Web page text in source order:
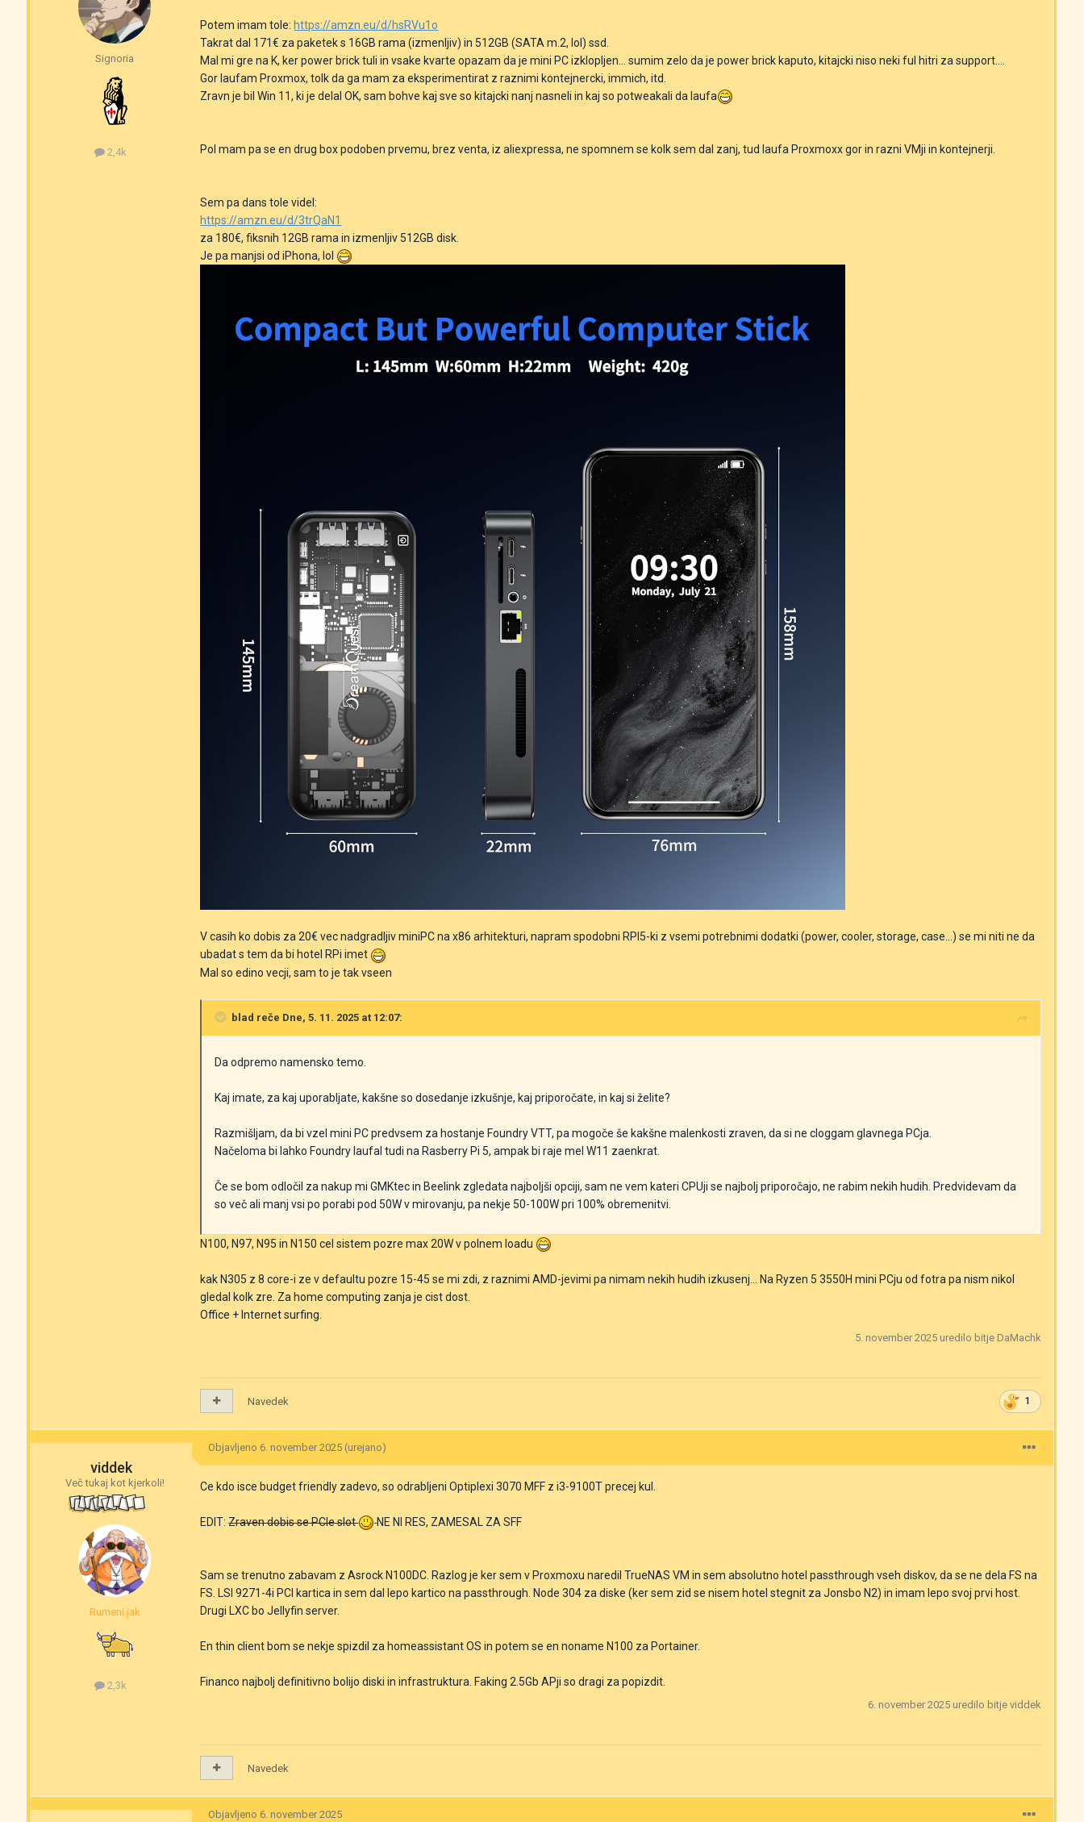
Signoria
2,4k
Potem imam tole: https://amzn.eu/d/hsRVu1o
Takrat dal 171€ za paketek s 16GB rama (izmenljiv) in 512GB (SATA m.2, lol) ssd.
Mal mi gre na K, ker power brick tuli in vsake kvarte opazam da je mini PC izklopljen... sumim zelo da je power brick kaputo, kitajcki niso neki ful hitri za support....
Gor laufam Proxmox, tolk da ga mam za eksperimentirat z raznimi kontejnercki, immich, itd.
Zravn je bil Win 11, ki je delal OK, sam bohve kaj sve so kitajcki nanj nasneli in kaj so potweakali da laufa
Pol mam pa se en drug box podoben prvemu, brez venta, iz aliexpressa, ne spomnem se kolk sem dal zanj, tud laufa Proxmoxx gor in razni VMji in kontejnerji.
Sem pa dans tole videl:
https://amzn.eu/d/3trQaN1
za 180€, fiksnih 12GB rama in izmenljiv 512GB disk.
Je pa manjsi od iPhona, lol
V casih ko dobis za 20€ vec nadgradljiv miniPC na x86 arhitekturi, napram spodobni RPI5-ki z vsemi potrebnimi dodatki (power, cooler, storage, case...) se mi niti ne da
ubadat s tem da bi hotel RPi imet
Mal so edino vecji, sam to je tak vseen
blad reče Dne, 5. 11. 2025 at 12:07:
Da odpremo namensko temo.
Kaj imate, za kaj uporabljate, kakšne so dosedanje izkušnje, kaj priporočate, in kaj si želite?
Razmišljam, da bi vzel mini PC predvsem za hostanje Foundry VTT, pa mogoče še kakšne malenkosti zraven, da si ne cloggam glavnega PCja.
Načeloma bi lahko Foundry laufal tudi na Rasberry Pi 5, ampak bi raje mel W11 zaenkrat.
Če se bom odločil za nakup mi GMKtec in Beelink zgledata najboljši opciji, sam ne vem kateri CPUji se najbolj priporočajo, ne rabim nekih hudih. Predvidevam da
so več ali manj vsi po porabi pod 50W v mirovanju, pa nekje 50-100W pri 100% obremenitvi.
N100, N97, N95 in N150 cel sistem pozre max 20W v polnem loadu
kak N305 z 8 core-i ze v defaultu pozre 15-45 se mi zdi, z raznimi AMD-jevimi pa nimam nekih hudih izkusenj... Na Ryzen 5 3550H mini PCju od fotra pa nism nikol
gledal kolk zre. Za home computing zanja je cist dost.
Office + Internet surfing.
5. november 2025 uredilo bitje DaMachk
1
Navedek
viddek
Več tukaj kot kjerkoli!
Rumeni jak
2,3k
Objavljeno 6. november 2025 (urejano)
Ce kdo isce budget friendly zadevo, so odrabljeni Optiplexi 3070 MFF z i3-9100T precej kul.
EDIT:Zraven dobis se PCIe slot NE NI RES, ZAMESAL ZA SFF
Sam se trenutno zabavam z Asrock N100DC. Razlog je ker sem v Proxmoxu naredil TrueNAS VM in sem absolutno hotel passthrough vseh diskov, da se ne dela FS na
FS. LSI 9271-4i PCI kartica in sem dal lepo kartico na passthrough. Node 304 za diske (ker sem zid se nisem hotel stegnit za Jonsbo N2) in imam lepo svoj prvi host.
Drugi LXC bo Jellyfin server.
En thin client bom se nekje spizdil za homeassistant OS in potem se en noname N100 za Portainer.
Financo najbolj definitivno bolijo diski in infrastruktura. Faking 2.5Gb APji so dragi za popizdit.
6. november 2025 uredilo bitje viddek
Navedek
Objavljeno 6. november 2025